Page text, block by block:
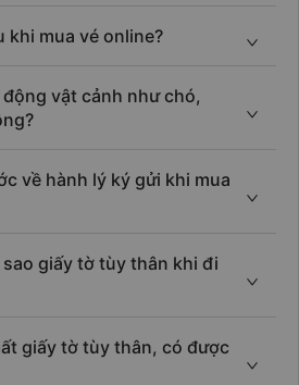
khi mua vé online?
vật cảnh như chó,
về hành lý ký gửi khi mua
giấy tờ tùy thân khi đi
giấy tờ tùy thân, có được